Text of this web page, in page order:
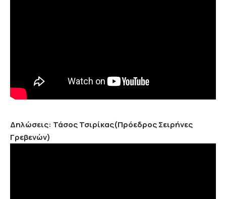
Δηλώσεις: Τάσος Τσιρίκας(Πρόεδρος Σειρήνες
Γρεβενών)